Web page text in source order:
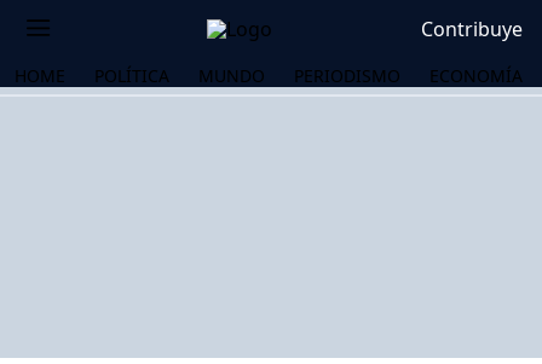
Contribuye
HOME POLÍTICA MUNDO PERIODISMO ECONOMÍA